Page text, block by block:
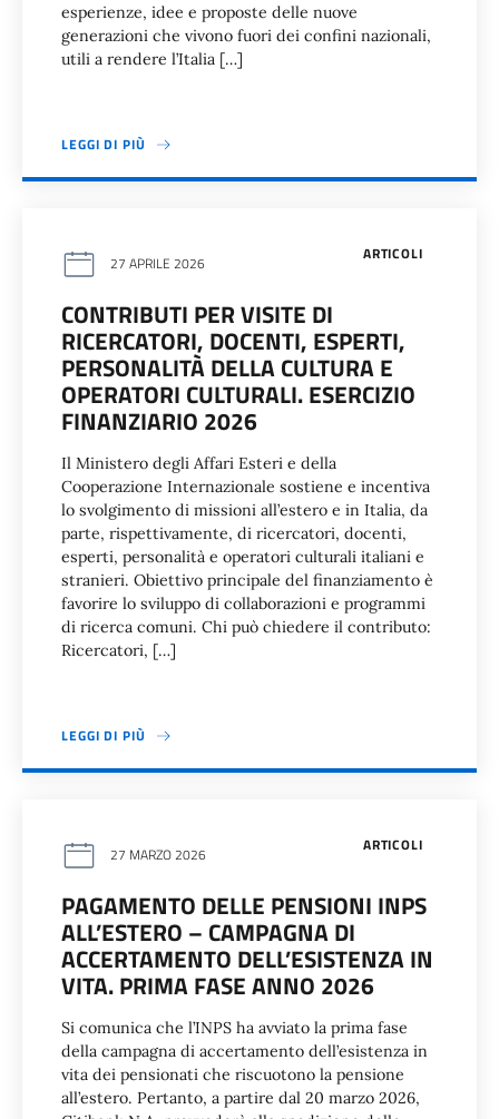
esperienze, idee e proposte delle nuove
generazioni che vivono fuori dei confini nazionali,
utili a rendere l’Italia […]
LEGGI DI PIÙ
ARTICOLI
27 APRILE 2026
CONTRIBUTI PER VISITE DI
RICERCATORI, DOCENTI, ESPERTI,
PERSONALITÀ DELLA CULTURA E
OPERATORI CULTURALI. ESERCIZIO
FINANZIARIO 2026
Il Ministero degli Affari Esteri e della
Cooperazione Internazionale sostiene e incentiva
lo svolgimento di missioni all’estero e in Italia, da
parte, rispettivamente, di ricercatori, docenti,
esperti, personalità e operatori culturali italiani e
stranieri. Obiettivo principale del finanziamento è
favorire lo sviluppo di collaborazioni e programmi
di ricerca comuni. Chi può chiedere il contributo:
Ricercatori, […]
LEGGI DI PIÙ
ARTICOLI
27 MARZO 2026
PAGAMENTO DELLE PENSIONI INPS
ALL’ESTERO – CAMPAGNA DI
ACCERTAMENTO DELL’ESISTENZA IN
VITA. PRIMA FASE ANNO 2026
Si comunica che l’INPS ha avviato la prima fase
della campagna di accertamento dell’esistenza in
vita dei pensionati che riscuotono la pensione
all’estero. Pertanto, a partire dal 20 marzo 2026,